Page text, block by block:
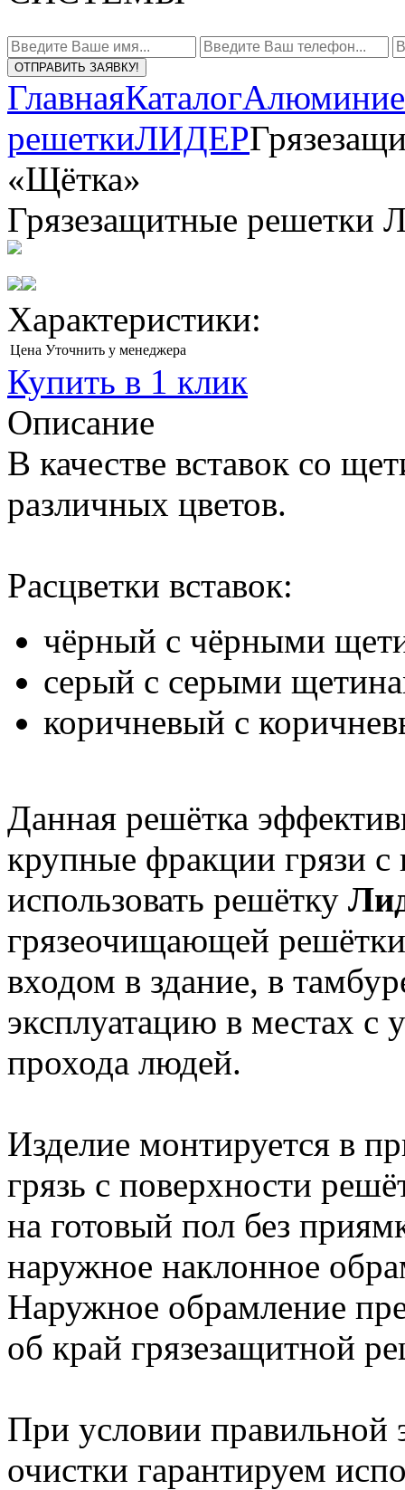
ОТПРАВИТЬ ЗАЯВКУ!
ГлавнаяКаталог
решеткиЛИДЕР
«Щётка»
Грязезащитные
Характеристики:
Цена Уточнить у менеджера
Купить в 1 клик
Описание
В качестве вставок со
различных цветов.
Расцветки вставок:
чёрный с чёрными
серый с серыми
коричневый с
Данная решётка
крупные фракции грязи
использовать решётку
грязеочищающей
входом в здание, в
эксплуатацию в местах с
прохода людей.
Изделие монтируется в
грязь с поверхности
на готовый пол без
наружное наклонное
Наружное обрамление
об край грязезащитной
При условии правильной
очистки гарантируем